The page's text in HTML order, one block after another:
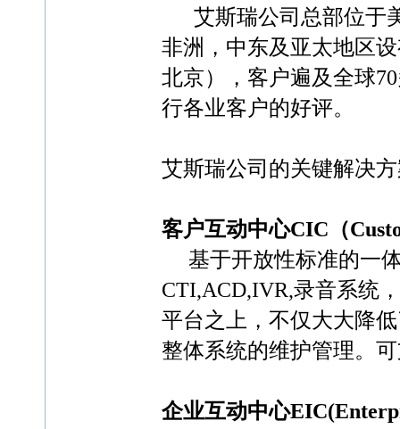
艾斯瑞公司总部位于
非洲，中东及亚太地区
北京），客户遍及全球
行各业客户的好评。
艾斯瑞公司的关键解决
客户互动中心CIC（
基于开放性标准的一
CTI,ACD,IVR,录音系统
平台之上，不仅大大降
整体系统的维护管理。
企业互动中心